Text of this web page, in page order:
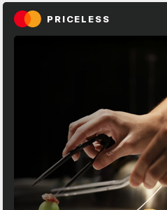
PRICELESS